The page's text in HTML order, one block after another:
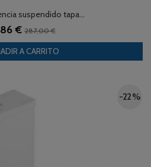
suspendido tapa...
€287,00 €
A CARRITO
-22 %